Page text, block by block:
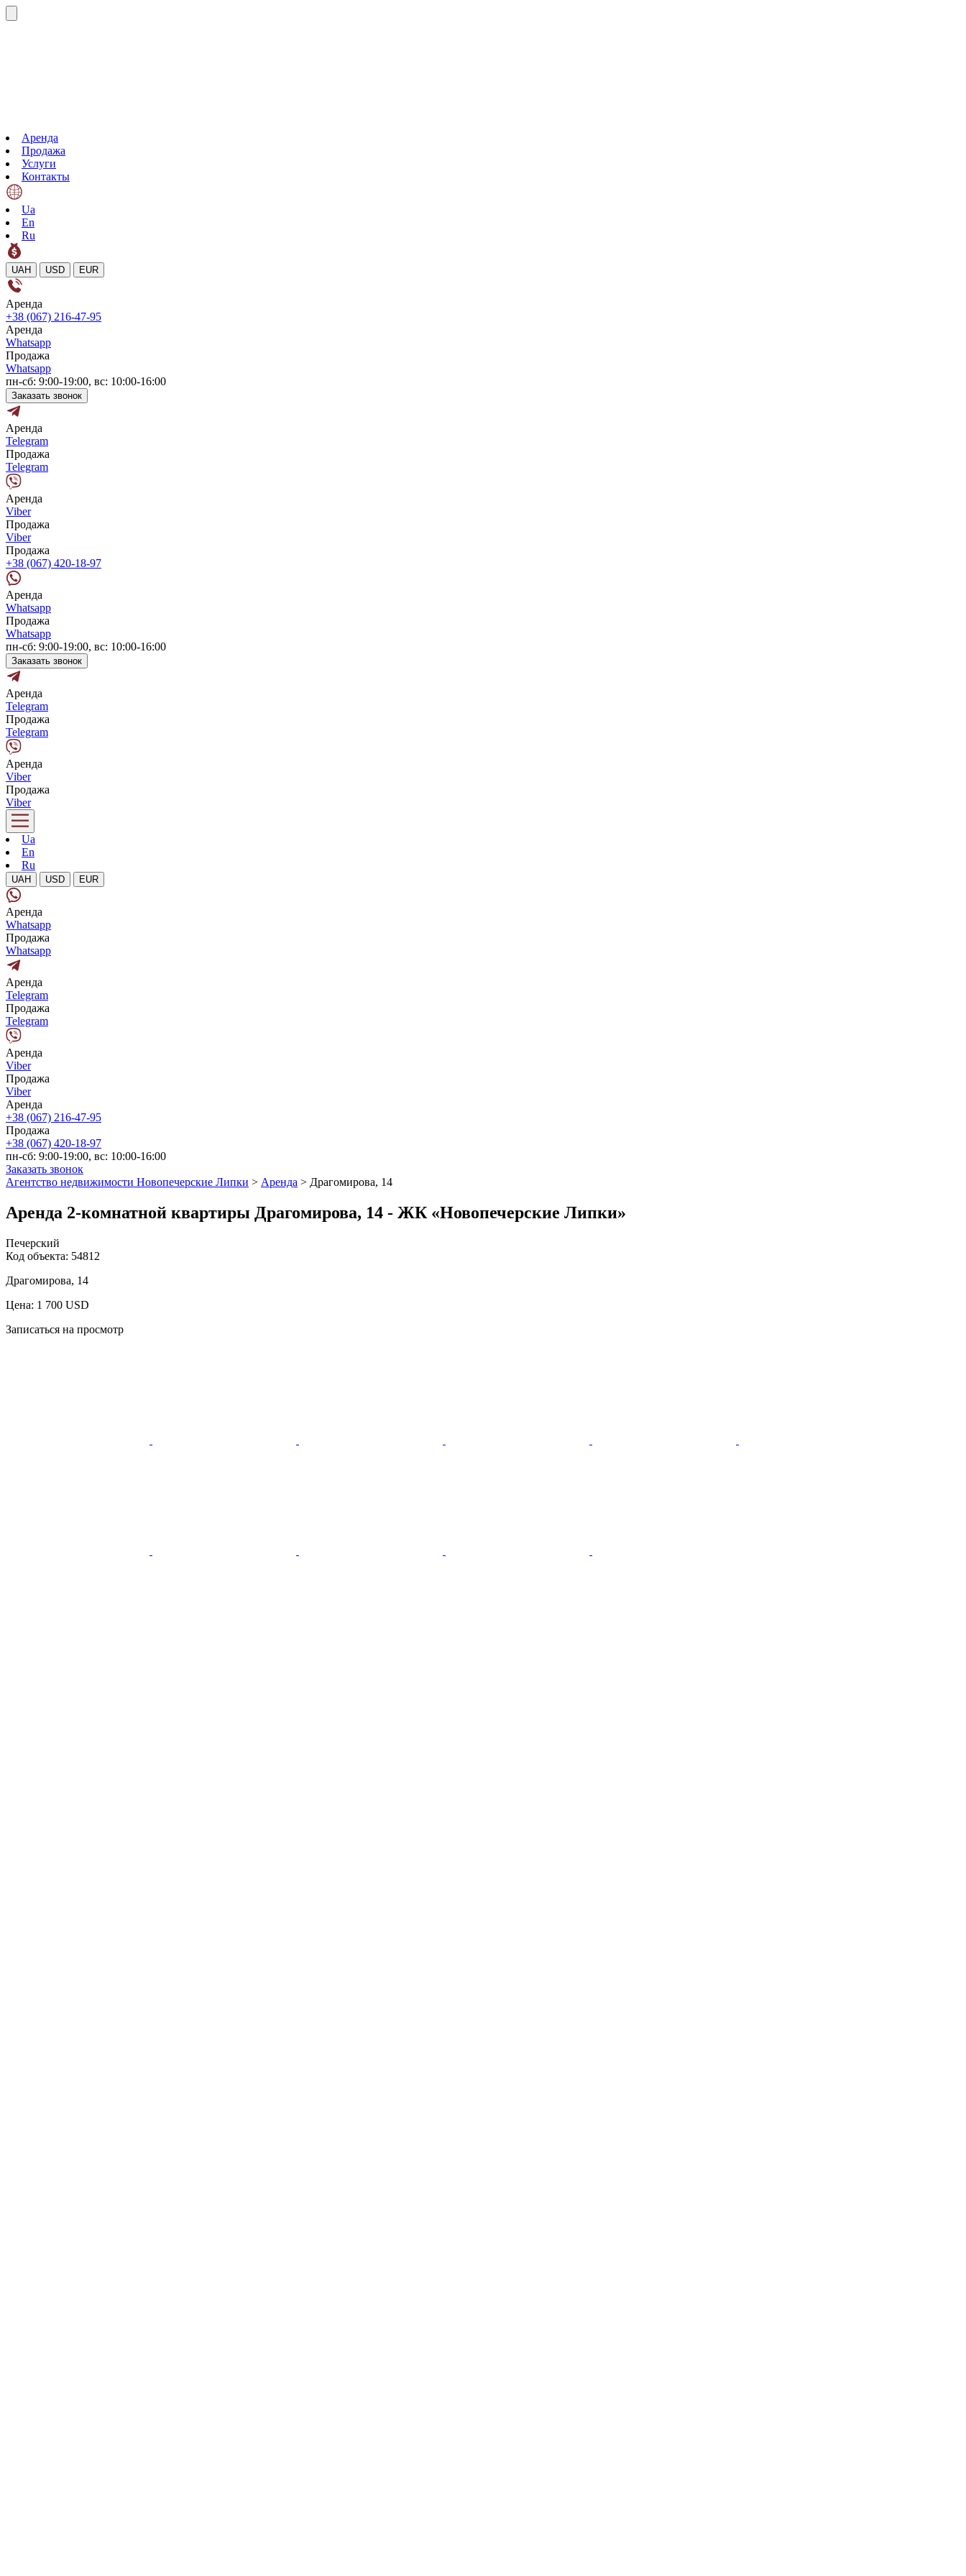
Аренда
Продажа
Услуги
Контакты
Ua
En
Ru
UAH USD EUR
Аренда
+38 (067) 216-47-95
Аренда
Whatsapp
Продажа
Whatsapp
пн-сб: 9:00-19:00, вс: 10:00-16:00
Заказать звонок
Аренда
Telegram
Продажа
Telegram
Аренда
Viber
Продажа
Viber
Продажа
+38 (067) 420-18-97
Аренда
Whatsapp
Продажа
Whatsapp
пн-сб: 9:00-19:00, вс: 10:00-16:00
Заказать звонок
Аренда
Telegram
Продажа
Telegram
Аренда
Viber
Продажа
Viber
Ua
En
Ru
UAH USD EUR
Аренда
Whatsapp
Продажа
Whatsapp
Аренда
Telegram
Продажа
Telegram
Аренда
Viber
Продажа
Viber
Аренда
+38 (067) 216-47-95
Продажа
+38 (067) 420-18-97
пн-сб: 9:00-19:00, вс: 10:00-16:00
Заказать звонок
Агентство недвижимости Новопечерские Липки > Аренда > Драгомирова, 14
Аренда 2-комнатной квартиры Драгомирова, 14 - ЖК «Новопечерские Липки»
Печерский
Код объекта: 54812
Драгомирова, 14
Цена: 1 700 USD
Записаться на просмотр